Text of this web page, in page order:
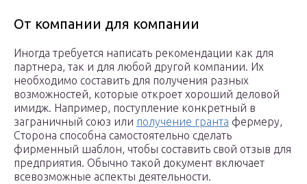
От компании для компании
Иногда требуется написать рекомендации как для
партнера, так и для любой другой компании. Их
необходимо составить для получения разных
возможностей, которые откроет хороший деловой
имидж. Например, поступление конкретный в
заграничный союз или получение гранта фермеру,
Сторона способна самостоятельно сделать
фирменный шаблон, чтобы составить свой отзыв для
предприятия. Обычно такой документ включает
всевозможные аспекты деятельности.